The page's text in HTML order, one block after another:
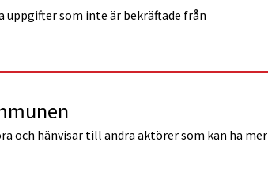
som inte är bekräftade från
och hänvisar till andra aktörer som kan ha mer